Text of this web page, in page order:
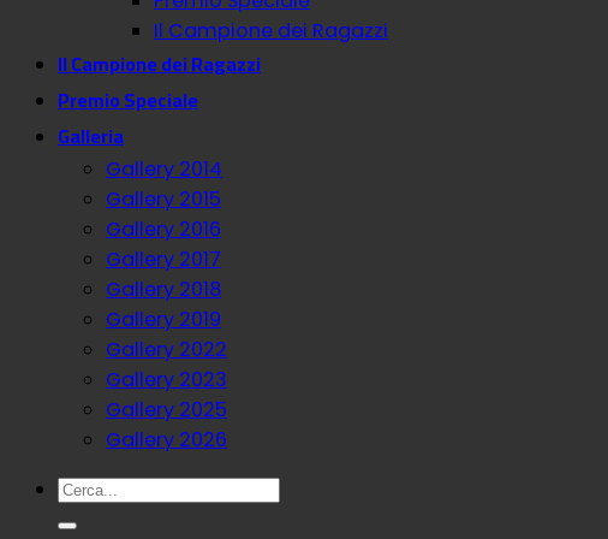
Il Campione dei Ragazzi
Il Campione dei Ragazzi
Premio Speciale
Galleria
Gallery 2014
Gallery 2015
Gallery 2016
Gallery 2017
Gallery 2018
Gallery 2019
Gallery 2022
Gallery 2023
Gallery 2025
Gallery 2026